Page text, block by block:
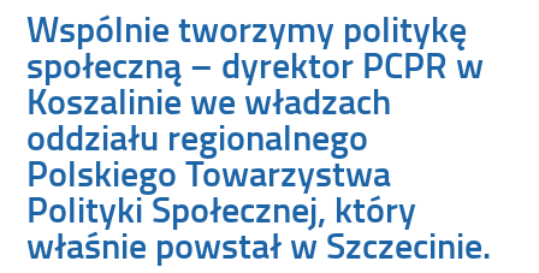
Wspólnie tworzymy politykę
społeczną – dyrektor PCPR w
Koszalinie we władzach
oddziału regionalnego
Polskiego Towarzystwa
Polityki Społecznej, który
właśnie powstał w Szczecinie.